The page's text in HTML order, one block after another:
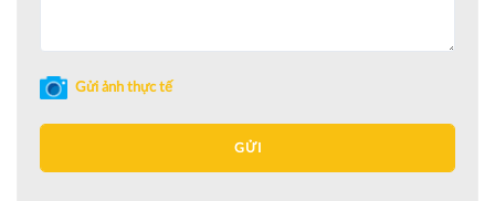
Gửi ảnh thực tế
GỬI